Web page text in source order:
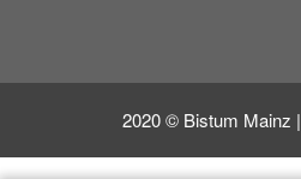
2020 © Bistum Mainz |